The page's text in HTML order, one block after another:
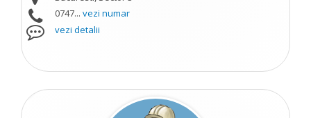
0747... vezi numar
vezi detalii